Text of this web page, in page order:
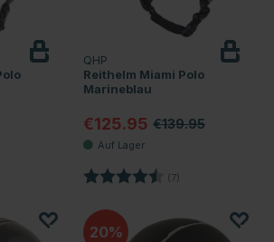
4.6 von 5 Sternen
QHP
Reithelm Miami Polo
Marineblau
€125.95 €139.95
Bewertung: (7)
20